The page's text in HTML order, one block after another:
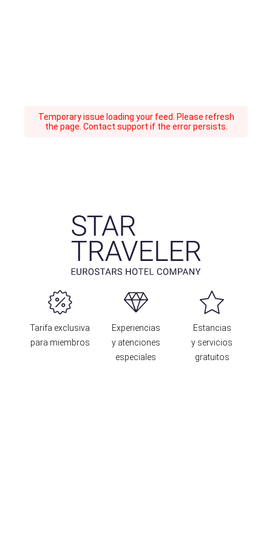
Temporary issue loading your feed. Please refresh
the page. Contact support if the error persists.
Tarifa exclusiva
para miembros
Experiencias
y atenciones
especiales
Estancias
y servicios
gratuitos